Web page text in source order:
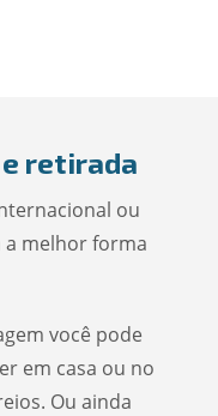
retirada
ou
a melhor forma
você pode
em casa ou no
Ou ainda